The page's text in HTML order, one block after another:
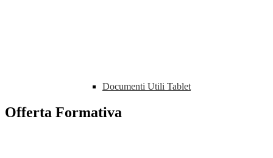
Documenti Utili Tablet
Offerta Formativa